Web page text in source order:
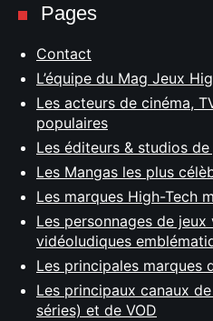
Pages
Contact
L’équipe du Mag Jeux
Les acteurs de cinéma,
populaires
Les éditeurs & studios
Les Mangas les plus
Les marques High-Tech
Les personnages de
vidéoludiques
Les principales marques
Les principaux canaux
séries) et de VOD